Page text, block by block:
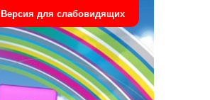
Версия для слабовидящих